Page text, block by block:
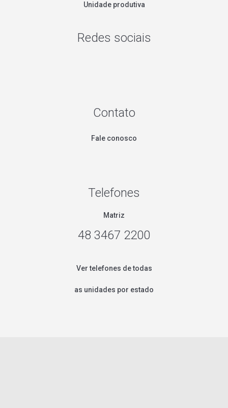
Unidade produtiva
Redes sociais
Contato
Fale conosco
Telefones
Matriz
48 3467 2200
Ver telefones de todas
as unidades por estado